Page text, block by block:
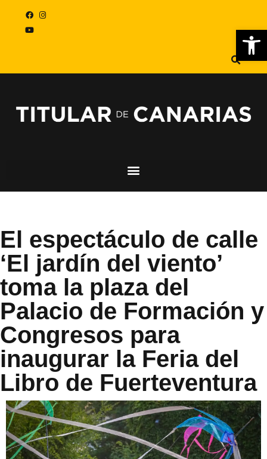
El espectáculo de calle
‘El jardín del viento’
toma la plaza del
Palacio de Formación y
Congresos para
inaugurar la Feria del
Libro de Fuerteventura